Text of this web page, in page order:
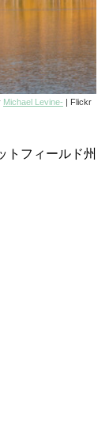
Michael Levine- | Flickr
トフィールド州